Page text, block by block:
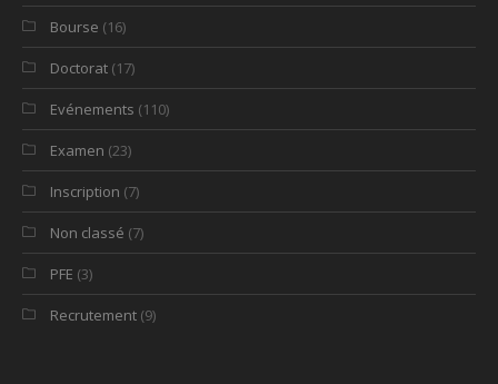
Bourse (16)
Doctorat (17)
Evénements (110)
Examen (23)
Inscription (7)
Non classé (7)
PFE (3)
Recrutement (9)